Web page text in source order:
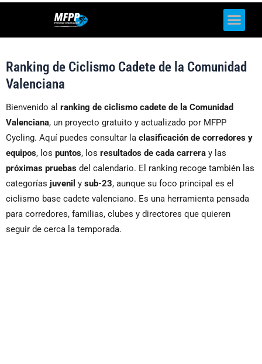
Ranking de Ciclismo Cadete de la Comunidad
Valenciana
Bienvenido al ranking de ciclismo cadete de la Comunidad
Valenciana, un proyecto gratuito y actualizado por MFPP
Cycling. Aquí puedes consultar la clasificación de corredores y
equipos, los puntos, los resultados de cada carrera y las
próximas pruebas del calendario. El ranking recoge también las
categorías juvenil y sub-23, aunque su foco principal es el
ciclismo base cadete valenciano. Es una herramienta pensada
para corredores, familias, clubes y directores que quieren
seguir de cerca la temporada.